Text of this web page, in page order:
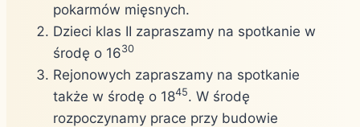
pokarmów mięsnych.
Dzieci klas II zapraszamy na spotkanie w
środę o 1630
Rejonowych zapraszamy na spotkanie
także w środę o 1845. W środę
rozpoczynamy prace przy budowie